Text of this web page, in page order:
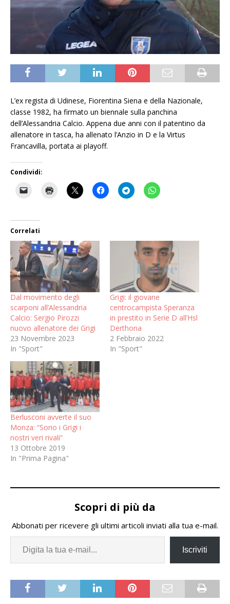
L’ex regista di Udinese, Fiorentina Siena e della Nazionale,
classe 1982, ha firmato un biennale sulla panchina
dell’Alessandria Calcio. Appena due anni con il patentino da
allenatore in tasca, ha allenato l’Anzio in D e la Virtus
Francavilla, portata ai playoff.
Condividi:
Correlati
Dal movimento degli
scarponi all’Alessandria
Calcio: Sergio Pirozzi
nuovo allenatore dei Grigi
23 Novembre 2023
In "Sport"
Grigi: il giovane
centrocampista Speranza
in prestito in Serie D all’Hsl
Derthona
2 Febbraio 2022
In "Sport"
Berlusconi avverte il suo
Monza: “Sono i Grigi i
nostri veri rivali”
13 Ottobre 2019
In "Prima Pagina"
Scopri di più da
Abbonati per ricevere gli ultimi articoli inviati alla tua e-mail.
Iscriviti